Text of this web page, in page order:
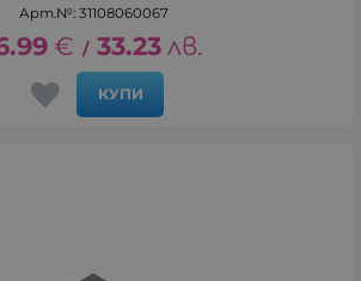
Арт.№: 31108060067
€ / 33.23 лв.
КУПИ